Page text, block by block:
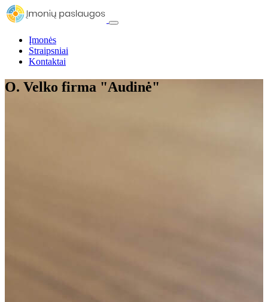
Įmonės
Straipsniai
Kontaktai
O. Velko firma "Audinė"